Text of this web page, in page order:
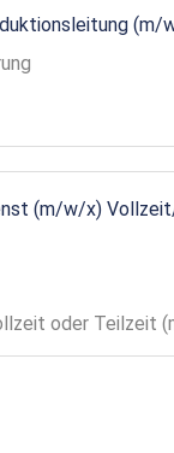
(m/
(m/w/x)
oder Teilzeit